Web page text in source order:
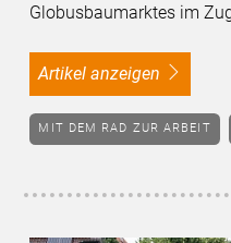
Globusbaumarktes im
Artikel anzeigen
MIT DEM RAD ZUR ARBEIT